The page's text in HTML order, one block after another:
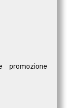
promozione